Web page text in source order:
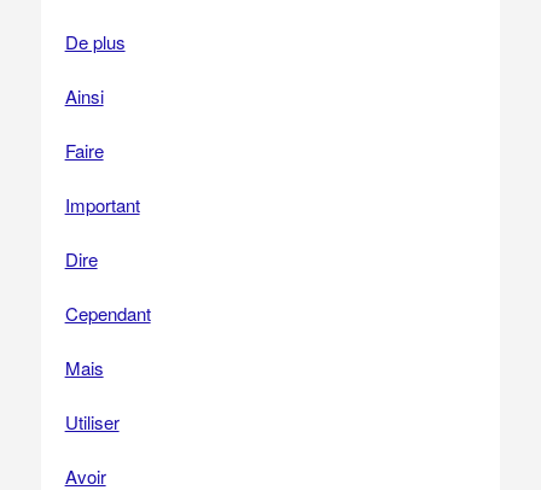
De plus
Ainsi
Faire
Important
Dire
Cependant
Mais
Utiliser
Avoir